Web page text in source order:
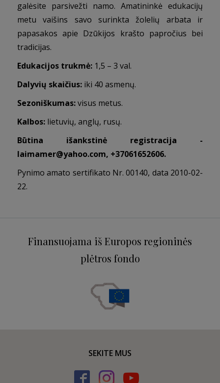
galėsite parsivežti namo. Amatininkė edukacijų
metu vaišins savo surinkta žolelių arbata ir
papasakos apie Dzūkijos krašto papročius bei
tradicijas.
Edukacijos trukmė: 1,5 – 3 val.
Dalyvių skaičius: iki 40 asmenų.
Sezoniškumas:visus metus.
Kalbos: lietuvių, anglų, rusų.
Būtina išankstinė registracija -
laimamer@yahoo.com, +37061652606.
Pynimo amato sertifikato Nr. 00140, data 2010-02-
22.
Finansuojama iš Europos regioninės
plėtros fondo
SEKITE MUS